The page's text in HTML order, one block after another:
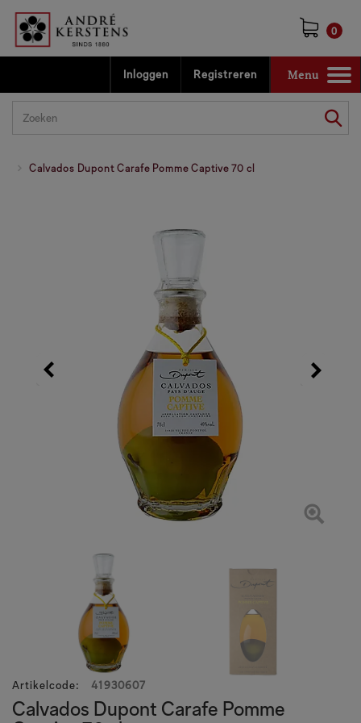
0
Inloggen Registreren
Toggle
navigation
Menu
Calvados Dupont Carafe Pomme Captive 70 cl
Artikelcode: 41930607
Calvados Dupont Carafe Pomme